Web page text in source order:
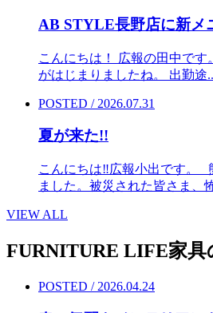
AB STYLE長野店に新メ
こんにちは！ 広報の田中で
がはじまりましたね。 出勤途
POSTED / 2026.07.31
夏が来た!!
こんにちは‼︎広報小出です。
ました。被災された皆さま、
VIEW ALL
FURNITURE LIFE家具
POSTED / 2026.04.24